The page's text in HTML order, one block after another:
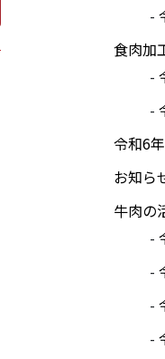
食肉加
令和6
お知ら
牛肉の